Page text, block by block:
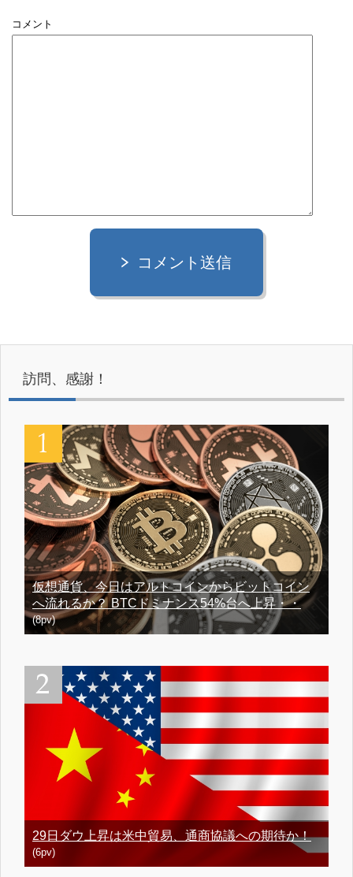
コメント
コメント送信
訪問、感謝！
仮想通貨、今日はアルトコインからビットコイン
へ流れるか？ BTCドミナンス54%台へ上昇・・
(8pv)
29日ダウ上昇は米中貿易、通商協議への期待か！
(6pv)